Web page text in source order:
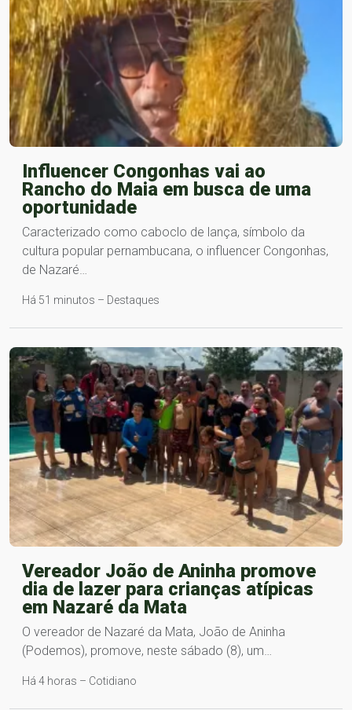
Influencer Congonhas vai ao
Rancho do Maia em busca de uma
oportunidade
Caracterizado como caboclo de lança, símbolo da
cultura popular pernambucana, o influencer Congonhas,
de Nazaré…
Há 51 minutos – Destaques
Vereador João de Aninha promove
dia de lazer para crianças atípicas
em Nazaré da Mata
O vereador de Nazaré da Mata, João de Aninha
(Podemos), promove, neste sábado (8), um…
Há 4 horas – Cotidiano